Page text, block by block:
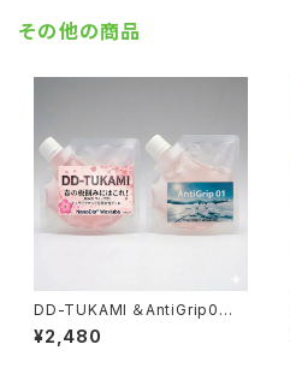
その他の商品
DD-TUKAMI ＆AntiGrip0
（補充用）【水性ジェル】
¥2,480